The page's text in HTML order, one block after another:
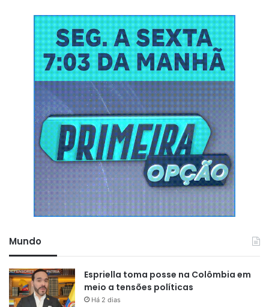
Mundo
Espriella toma posse na Colômbia em
meio a tensões políticas
Há 2 dias